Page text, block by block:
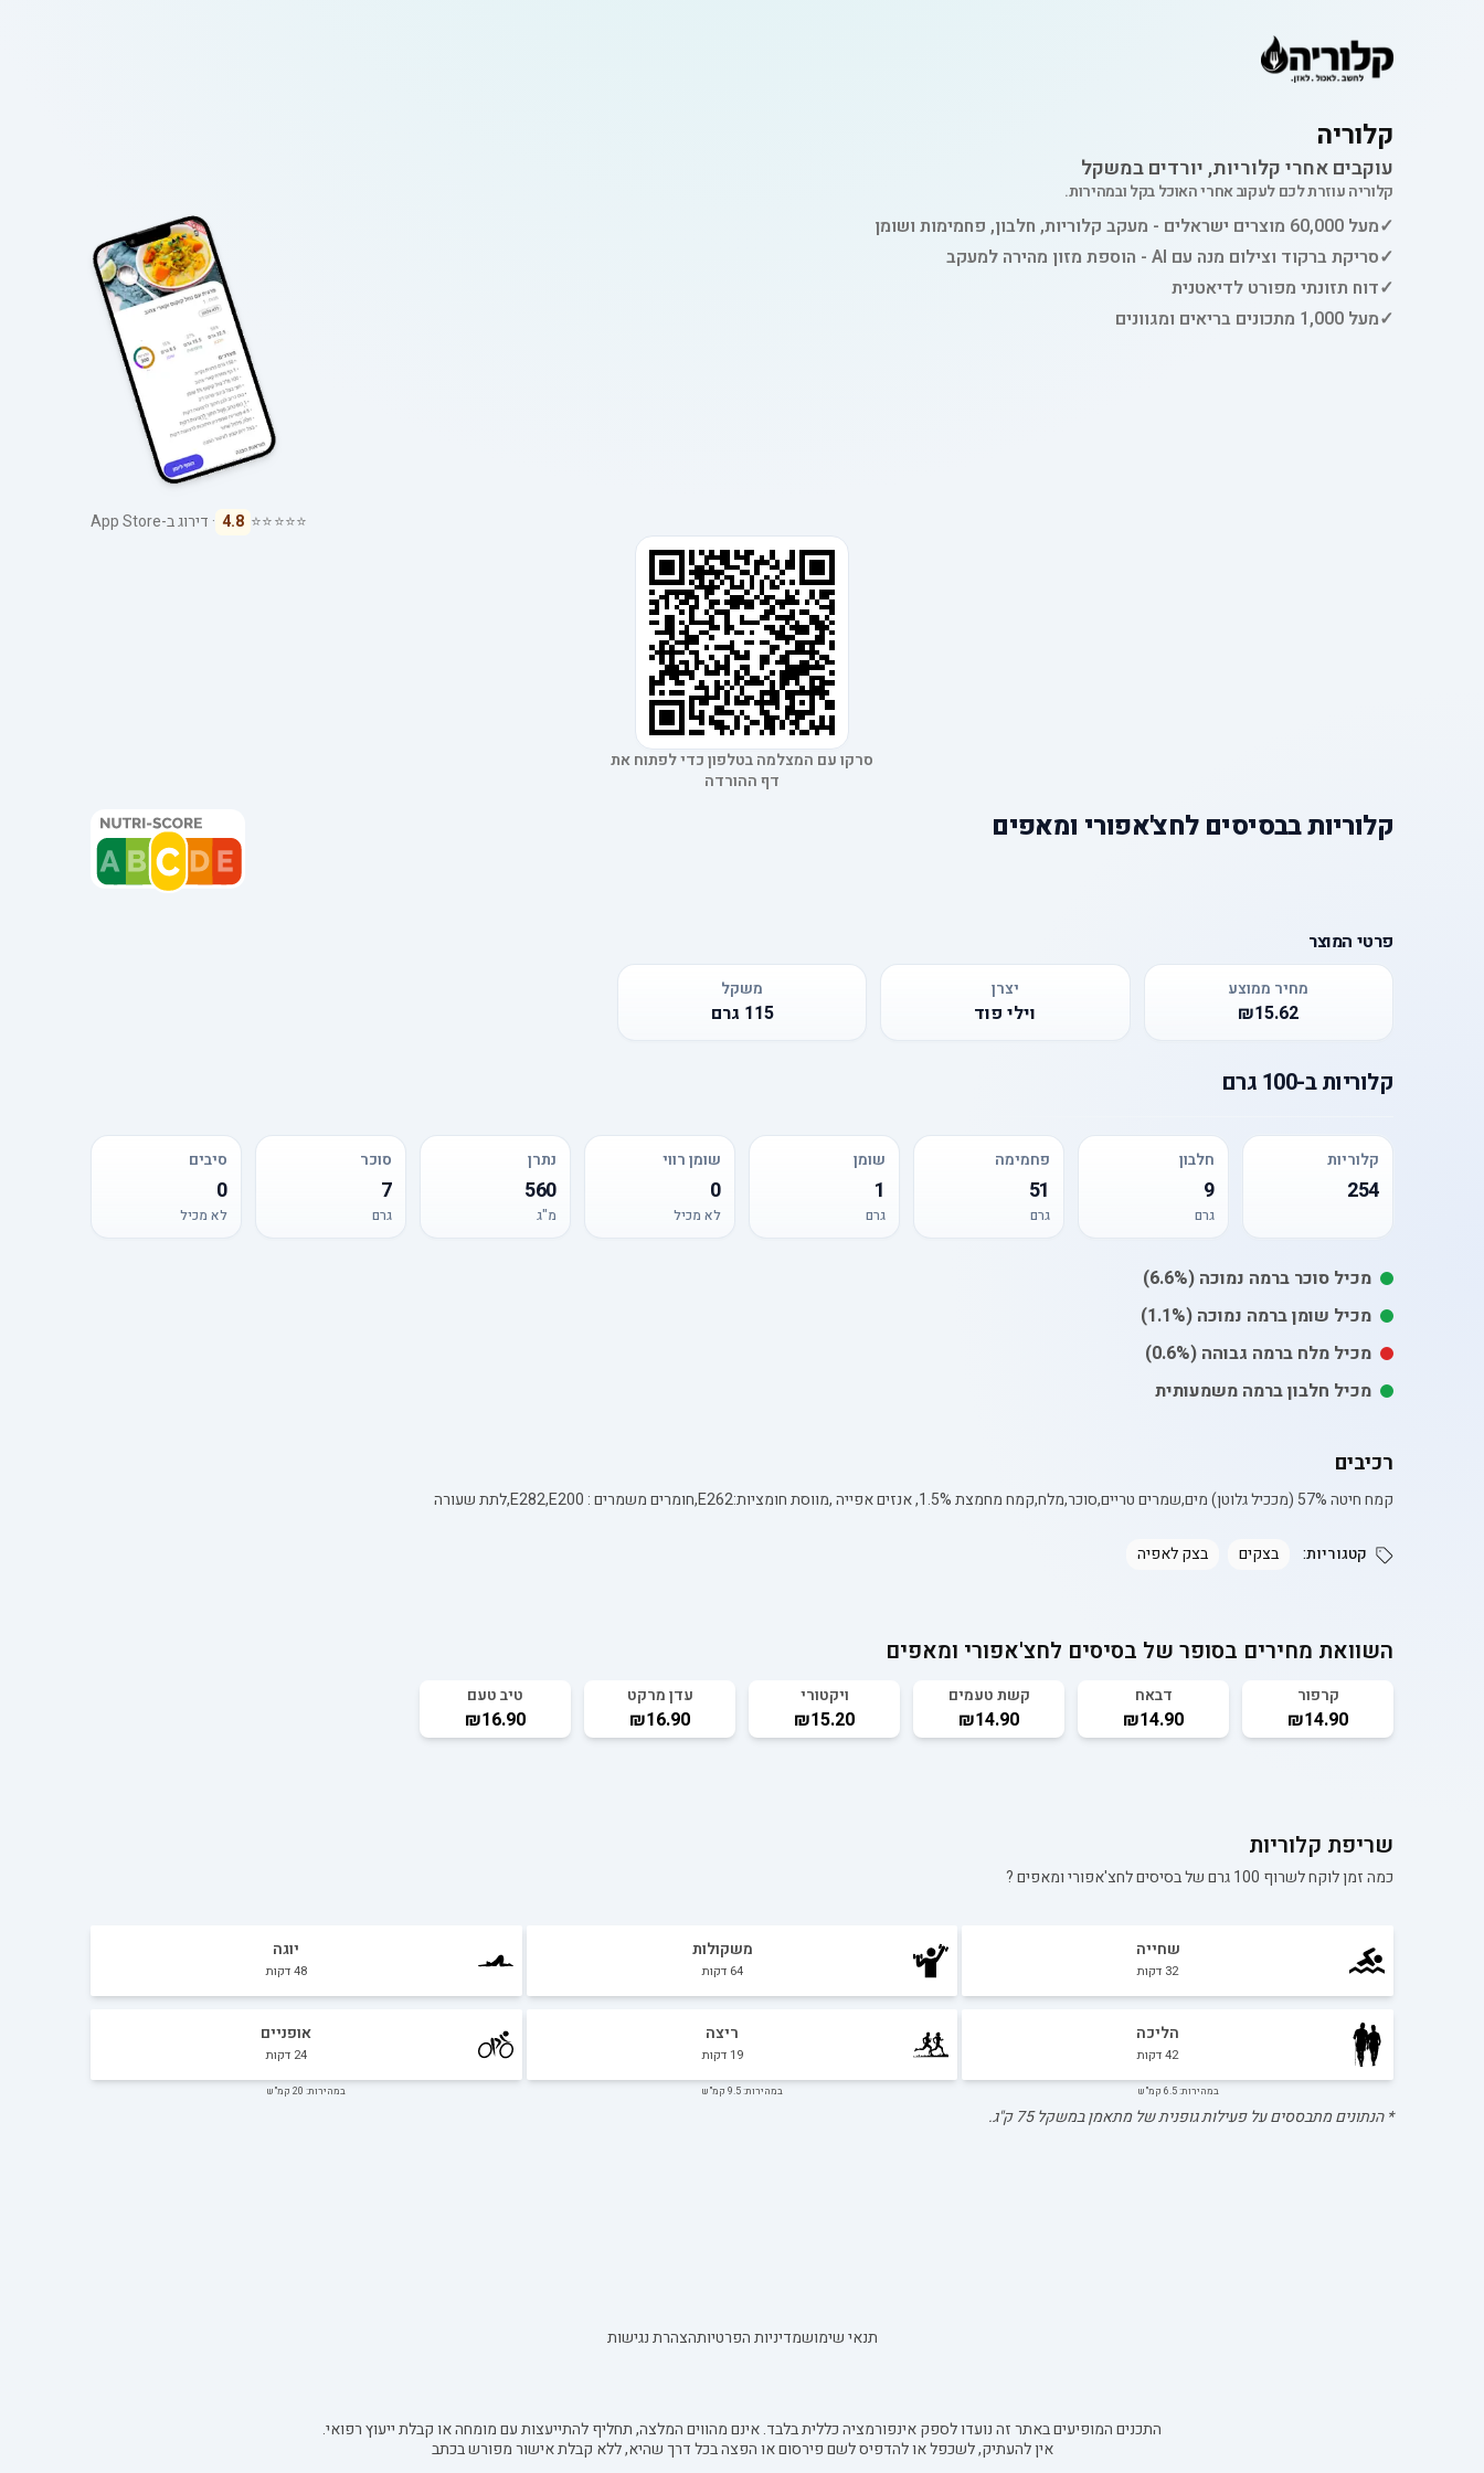
קלוריה
עוקבים אחרי קלוריות, יורדים במשקל
קלוריה עוזרת לכם לעקוב אחרי האוכל בקל ובמהירות.
✓מעל 60,000 מוצרים ישראלים - מעקב קלוריות, חלבון, פחמימות ושומן
✓סריקת ברקוד וצילום מנה עם AI - הוספת מזון מהירה למעקב
✓דוח תזונתי מפורט לדיאטנית
✓מעל 1,000 מתכונים בריאים ומגוונים
⭐⭐⭐⭐⭐
4.8 · דירוג ב-App Store
סרקו עם המצלמה בטלפון כדי לפתוח את
דף ההורדה
קלוריותבבסיסים לחצ'אפורי ומאפים
פרטי המוצר
מחיר ממוצע
₪15.62
יצרן
וילי פוד
משקל
115 גרם
קלוריותב-100 גרם
קלוריות
254
חלבון
9
גרם
פחמימה
51
גרם
שומן
1
גרם
שומן רווי
0
לא מכיל
נתרן
560
מ"ג
סוכר
7
גרם
סיבים
0
לא מכיל
מכיל סוכר ברמה נמוכה (6.6%)
מכיל שומןברמה נמוכה (1.1%)
מכיל מלח ברמה גבוהה (0.6%)
מכיל חלבון ברמה משמעותית
רכיבים
קמח חיטה 57% (מככיל גלוטן) מים,שמרים טריים,סוכר,מלח,קמח מחמצת 1.5%, אנזים אפייה ,מווסת חומציות:E262,חומרים משמרים : E282,E200,לתת שעורה
קטגוריות: בצקים בצק לאפיה
השוואת מחירים בסופר של בסיסים לחצ'אפורי ומאפים
קרפור
₪14.90
דבאח
₪14.90
קשת טעמים
₪14.90
ויקטורי
₪15.20
עדן מרקט
₪16.90
טיב טעם
₪16.90
שריפת קלוריות
כמה זמן לוקח לשרוף 100 גרם של בסיסים לחצ'אפורי ומאפים?
שחייה
32 דקות
משקולות
64 דקות
יוגה
48דקות
הליכה
42דקות
במהירות: 6.5 קמ"ש
ריצה
19 דקות
במהירות: 9.5 קמ"ש
אופניים
24 דקות
במהירות: 20 קמ"ש
* הנתונים מתבססים על פעילות גופנית של מתאמן במשקל75ק"ג.
תנאי שימושמדיניות הפרטיותהצהרת נגישות
התכנים המופיעים באתר זה נועדו לספק אינפורמציה כללית בלבד. אינם מהווים המלצה, תחליף להתייעצות עם מומחה או קבלת ייעוץ רפואי.
אין להעתיק, לשכפל או להדפיס לשם פירסום או הפצה בכל דרך שהיא, ללא קבלת אישור מפורש בכתב